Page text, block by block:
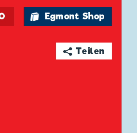
🛍 Egmont Shop
➦ Teilen